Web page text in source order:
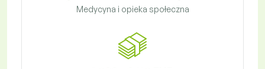
Medycyna i opieka społeczna